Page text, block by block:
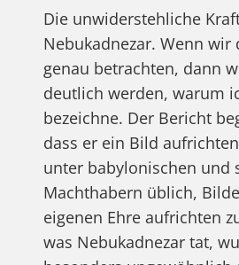
Die unwiderstehliche
Nebukadnezar. Wenn wir
genau betrachten, dann
deutlich werden, warum
bezeichne. Der Bericht
dass er ein Bild
unter babylonischen und
Machthabern üblich,
eigenen Ehre aufrichten
was Nebukadnezar tat,